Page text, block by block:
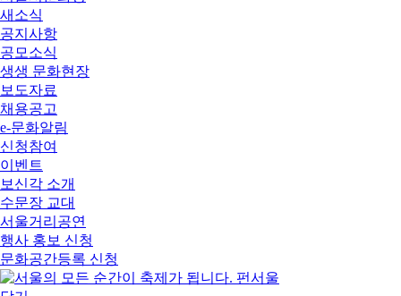
새소식
공지사항
공모소식
생생 문화현장
보도자료
채용공고
e-문화알림
신청참여
이벤트
보신각 소개
수문장 교대
서울거리공연
행사 홍보 신청
문화공간등록 신청